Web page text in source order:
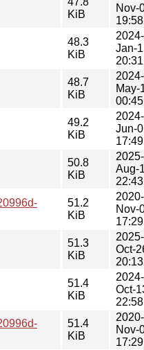
KiB
Nov-
19:58
48.3
KiB
2024-
Jan-
20:31
48.7
KiB
2024-
May-
00:45
49.2
KiB
2024-
Jun-
17:49
50.8
KiB
2025-
Aug-
22:43
51.2
KiB
2020-
Nov-
17:29
51.3
KiB
2025-
Oct-
20:13
51.4
KiB
2024-
Oct-
22:58
51.4
KiB
2020-
Nov-
17:29